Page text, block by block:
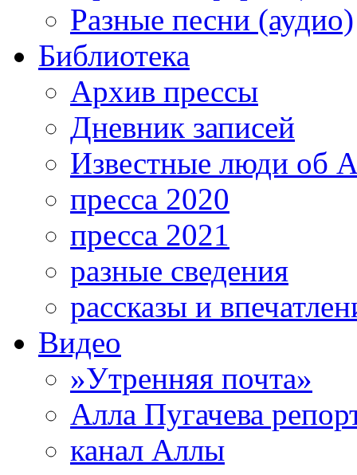
Разные песни (аудио)
Библиотека
Архив прессы
Дневник записей
Известные люди об
пресса 2020
пресса 2021
разные сведения
рассказы и
Видео
»Утренняя почта»
Алла Пугачева
канал Аллы